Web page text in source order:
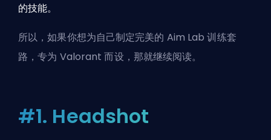
的技能。
所以，如果你想为自己制定完美的 Aim Lab 训练套
路，专为 Valorant 而设，那就继续阅读。
#1. Headshot